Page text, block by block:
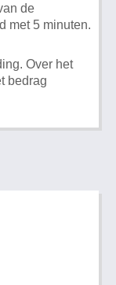
de
met 5 minuten.
Over het
bedrag